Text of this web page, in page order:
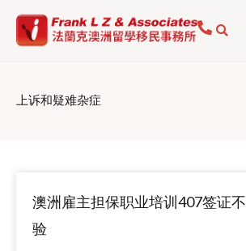
上诉和疑难杂症
澳洲雇主担保职业培训407签证
验
PagePagePage Page